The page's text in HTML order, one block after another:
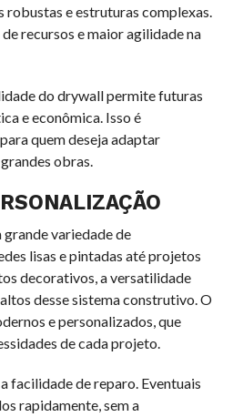
robustas e estruturas complexas.
recursos e maior agilidade na
do drywall permite futuras
e econômica. Isso é
quem deseja adaptar
obras.
variedade de
lisas e pintadas até projetos
decorativos, a versatilidade
desse sistema construtivo. O
e personalizados, que
de cada projeto.
facilidade de reparo. Eventuais
rapidamente, sem a